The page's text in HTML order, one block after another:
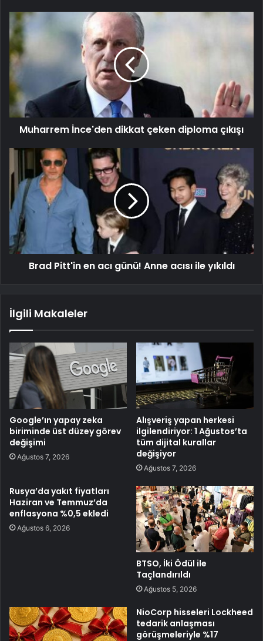
Muharrem İnce'den dikkat çeken diploma çıkışı
Brad Pitt'in en acı günü! Anne acısı ile yıkıldı
İlgili Makaleler
Google’ın yapay zeka
biriminde üst düzey görev
değişimi
Ağustos 7, 2026
Alışveriş yapan herkesi
ilgilendiriyor: 1 Ağustos’ta
tüm dijital kurallar
değişiyor
Ağustos 7, 2026
Rusya’da yakıt fiyatları
Haziran ve Temmuz’da
enflasyona %0,5 ekledi
Ağustos 6, 2026
BTSO, İki Ödül ile
Taçlandırıldı
Ağustos 5, 2026
NioCorp hisseleri Lockheed
tedarik anlaşması
görüşmeleriyle %17